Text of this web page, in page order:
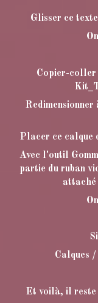
Glisser ce
Copier-coller
Redimensionner
Placer ce calque
Avec l'outil
partie du ruban
attaché
Calques
Et voilà, il reste